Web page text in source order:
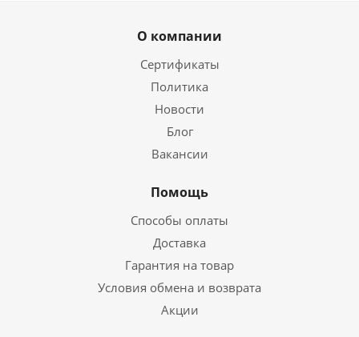
О компании
Сертификаты
Политика
Новости
Блог
Вакансии
Помощь
Способы оплаты
Доставка
Гарантия на товар
Условия обмена и возврата
Акции